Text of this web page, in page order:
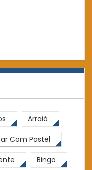
Arraiá
Com Pastel
Bingo